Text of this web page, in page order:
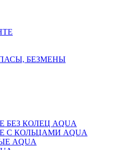
БЕЗМЕНЫ
КОЛЕЦ AQUA
КОЛЬЦАМИ AQUA
AQUA